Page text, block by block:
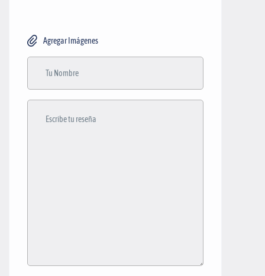
Agregar Imágenes